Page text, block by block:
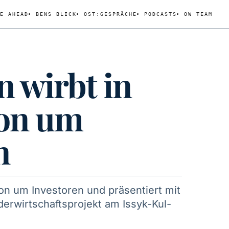
AHEAD BENS BLICK OST:GESPRÄCHE PODCASTS OW TEAM
wirbt in
um
um Investoren und präsentiert mit
am Issyk-Kul-